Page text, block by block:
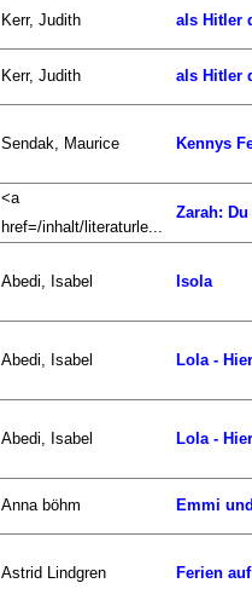
Kerr, Judith als Hitler
Kerr, Judith als Hitler
Sendak, Maurice Kennys
<a
href=/inhalt/literaturle...
Zarah:
Abedi, Isabel Isola
Abedi, Isabel Lola -
Abedi, Isabel Lola -
Anna böhm Emmi
Astrid Lindgren Ferien